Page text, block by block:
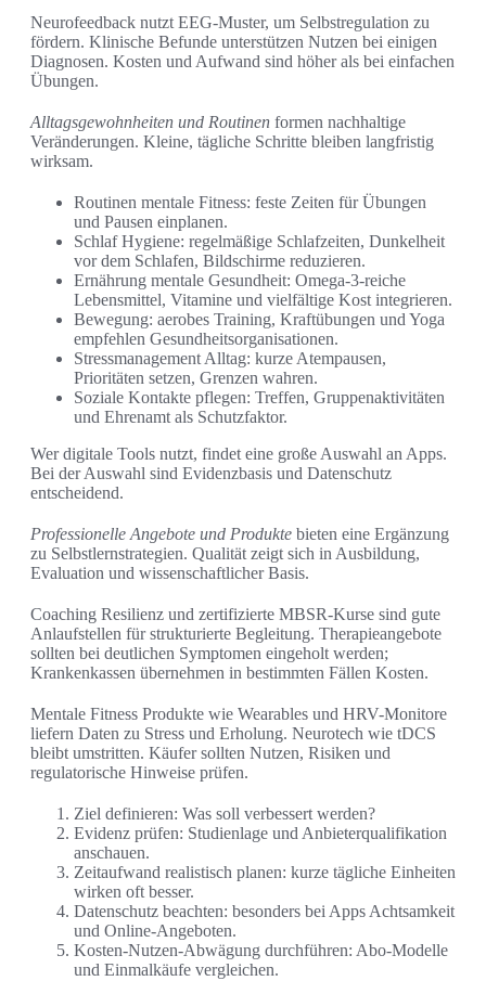
Neurofeedback nutzt EEG-Muster, um Selbstregulation zu
fördern. Klinische Befunde unterstützen Nutzen bei einigen
Diagnosen. Kosten und Aufwand sind höher als bei einfachen
Übungen.
Alltagsgewohnheiten und Routinen formen nachhaltige
Veränderungen. Kleine, tägliche Schritte bleiben langfristig
wirksam.
Routinen mentale Fitness: feste Zeiten für Übungen
und Pausen einplanen.
Schlaf Hygiene: regelmäßige Schlafzeiten, Dunkelheit
vor dem Schlafen, Bildschirme reduzieren.
Ernährung mentale Gesundheit: Omega-3-reiche
Lebensmittel, Vitamine und vielfältige Kost integrieren.
Bewegung: aerobes Training, Kraftübungen und Yoga
empfehlen Gesundheitsorganisationen.
Stressmanagement Alltag: kurze Atempausen,
Prioritäten setzen, Grenzen wahren.
Soziale Kontakte pflegen: Treffen, Gruppenaktivitäten
und Ehrenamt als Schutzfaktor.
Wer digitale Tools nutzt, findet eine große Auswahl an Apps.
Bei der Auswahl sind Evidenzbasis und Datenschutz
entscheidend.
Professionelle Angebote und Produkte bieten eine Ergänzung
zu Selbstlernstrategien. Qualität zeigt sich in Ausbildung,
Evaluation und wissenschaftlicher Basis.
Coaching Resilienz und zertifizierte MBSR-Kurse sind gute
Anlaufstellen für strukturierte Begleitung. Therapieangebote
sollten bei deutlichen Symptomen eingeholt werden;
Krankenkassen übernehmen in bestimmten Fällen Kosten.
Mentale Fitness Produkte wie Wearables und HRV-Monitore
liefern Daten zu Stress und Erholung. Neurotech wie tDCS
bleibt umstritten. Käufer sollten Nutzen, Risiken und
regulatorische Hinweise prüfen.
Ziel definieren: Was soll verbessert werden?
Evidenz prüfen: Studienlage und Anbieterqualifikation
anschauen.
Zeitaufwand realistisch planen: kurze tägliche Einheiten
wirken oft besser.
Datenschutz beachten: besonders bei Apps Achtsamkeit
und Online-Angeboten.
Kosten-Nutzen-Abwägung durchführen: Abo-Modelle
und Einmalkäufe vergleichen.